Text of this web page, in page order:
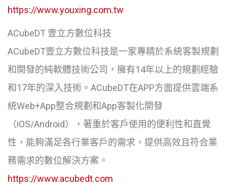
https://www.youxing.com.tw
ACubeDT 壹立方數位科技
ACubeDT壹立方數位科技是一家專精於系統客製規劃
和開發的純軟體技術公司，擁有14年以上的規劃經驗
和17年的深入技術。ACubeDT在APP方面提供雲端系
統Web+App整合規劃和App客製化開發
（iOS/Android），著重於客戶使用的便利性和直覺
性，能夠滿足各行業客戶的需求，提供高效且符合業
務需求的數位解決方案。
https://www.acubedt.com